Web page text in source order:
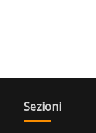
Sezioni